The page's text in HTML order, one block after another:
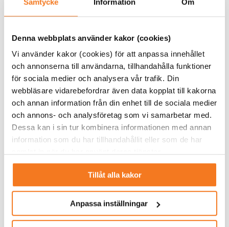
Denna webbplats använder kakor (cookies)
Vi använder kakor (cookies) för att anpassa innehållet
och annonserna till användarna, tillhandahålla funktioner
för sociala medier och analysera vår trafik. Din
webbläsare vidarebefordrar även data kopplat till kakorna
och annan information från din enhet till de sociala medier
och annons- och analysföretag som vi samarbetar med.
Dessa kan i sin tur kombinera informationen med annan
information som du har tillhandahållit eller som de har
Tillåt alla kakor
Anpassa inställningar
vindstilla en stund, säger Henrik Valent.
potential av nedregleringen. Idag budar vi alltså mycket
små volymer eftersom det finns risk för dyra återköp om vi
inte kan leverera utlovad mängd. Det skulle underlätta om
vi till exempel kunde lägga bud närmare drifttimmen då
prognoserna är säkrare.
– Marknaden är ingen naturlag
och måste anpassas mer efter
kraftslagens förutsättningar än idag
– då skulle sol- och
vindkraftsaktörer kunna bjuda in en
betydligt större volym.